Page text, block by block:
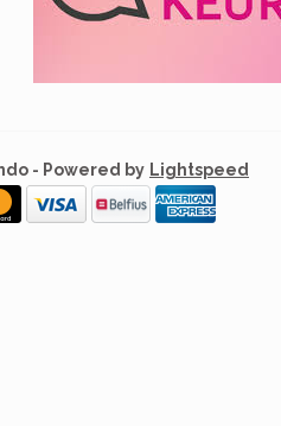
- Powered by Lightspeed